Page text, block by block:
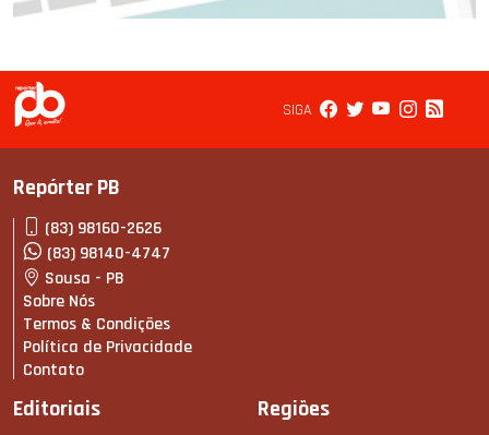
SIGA
Repórter PB
(83) 98160-2626
(83) 98140-4747
Sousa - PB
Sobre Nós
Termos & Condições
Política de Privacidade
Contato
Editoriais Regiões